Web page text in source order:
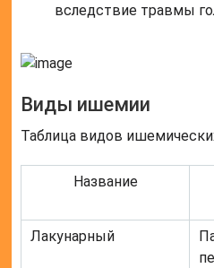
вследствие травмы
Виды ишемии
Таблица видов
Название
Лакунарный